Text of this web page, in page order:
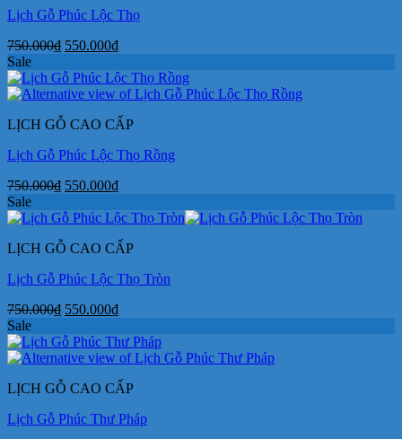
Lịch Gỗ Phúc Lộc Thọ
750.000₫ Giá
là:
750.000₫.
550.000₫Giá
tại
là:
Sale
LỊCH GỖ CAO CẤP
Lịch Gỗ Phúc Lộc Thọ Rồng
750.000₫ Giá
là:
550.000₫Giá
tại
550.000₫.
Sale
LỊCH GỖ CAO CẤP
Lịch Gỗ Phúc Lộc Thọ Tròn
750.000₫ Giá
là:
750.000₫.
550.000₫Giá
tại
là:
Sale
LỊCH GỖ CAO CẤP
Lịch Gỗ Phúc Thư Pháp